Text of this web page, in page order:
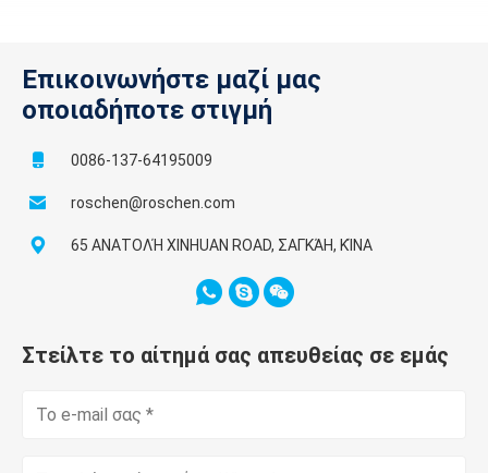
Επικοινωνήστε μαζί μας
οποιαδήποτε στιγμή
0086-137-64195009
roschen@roschen.com
65 ΑΝΑΤΟΛΉ XINHUAN ROAD, ΣΑΓΚΆΗ, ΚΊΝΑ
Στείλτε το αίτημά σας απευθείας σε εμάς